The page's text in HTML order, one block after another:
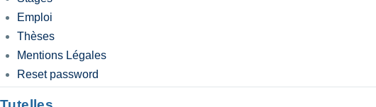
Emploi
Thèses
Mentions Légales
Reset password